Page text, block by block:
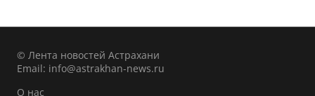
© Лента новостей Астрахани
Email: info@astrakhan-news.ru
О нас